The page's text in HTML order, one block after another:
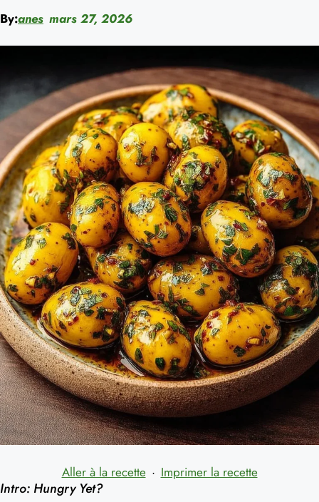
By:anes mars 27, 2026
Aller à la recette · Imprimer la recette
Intro: Hungry Yet?